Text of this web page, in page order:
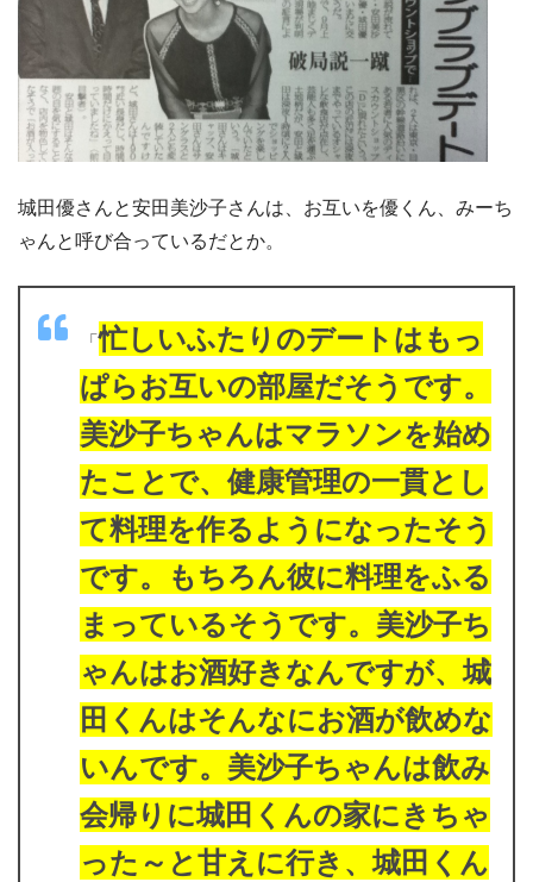
城田優さんと安田美沙子さんは、お互いを優くん、みーち
ゃんと呼び合っているだとか。
「忙しいふたりのデートはもっ
ぱらお互いの部屋だそうです。
美沙子ちゃんはマラソンを始め
たことで、健康管理の一貫とし
て料理を作るようになったそう
です。もちろん彼に料理をふる
まっているそうです。美沙子ち
ゃんはお酒好きなんですが、城
田くんはそんなにお酒が飲めな
いんです。美沙子ちゃんは飲み
会帰りに城田くんの家にきちゃ
った～と甘えに行き、城田くん